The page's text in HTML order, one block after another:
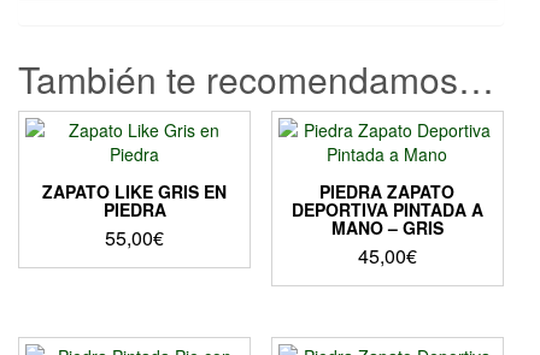
También te recomendamos…
ZAPATO LIKE GRIS EN
PIEDRA
55,00€
PIEDRA ZAPATO
DEPORTIVA PINTADA A
MANO – GRIS
45,00€